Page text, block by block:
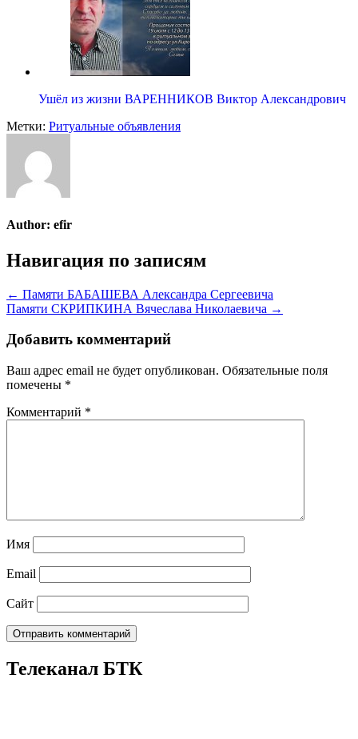
Ушёл из жизни ВАРЕННИКОВ Виктор Александрович
Метки: Ритуальные объявления
Author: efir
Навигация по записям
← Памяти БАБАШЕВА Александра Сергеевича
Памяти СКРИПКИНА Вячеслава Николаевича →
Добавить комментарий
Ваш адрес email не будет опубликован. Обязательные поля
помечены *
Комментарий *
Имя
Email
Сайт
Телеканал БТК